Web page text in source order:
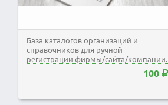
База каталогов организаций и
справочников для ручной
регистрации фирмы/сайта/компании.
Регистрация на данных ресурсах...100